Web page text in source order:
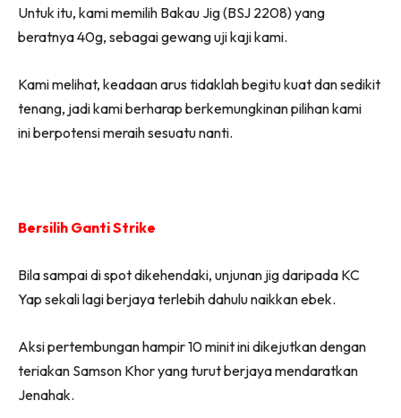
Untuk itu, kami memilih Bakau Jig (BSJ 2208) yang
beratnya 40g, sebagai gewang uji kaji kami.
Kami melihat, keadaan arus tidaklah begitu kuat dan sedikit
tenang, jadi kami berharap berkemungkinan pilihan kami
ini berpotensi meraih sesuatu nanti.
Bersilih Ganti Strike
Bila sampai di spot dikehendaki, unjunan jig daripada KC
Yap sekali lagi berjaya terlebih dahulu naikkan ebek.
Aksi pertembungan hampir 10 minit ini dikejutkan dengan
teriakan Samson Khor yang turut berjaya mendaratkan
Jenahak.